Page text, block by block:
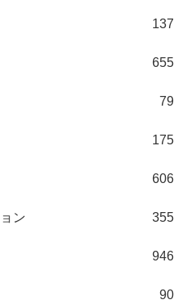
137
655
79
175
606
ン 355
946
90